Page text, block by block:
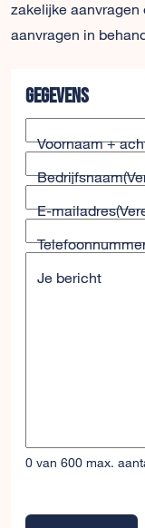
zakelijke
aanvragen in
Gegevens
Voornaam +
Bedrijfsnaam
E-mailadres
Je bericht
0 van 600 max.